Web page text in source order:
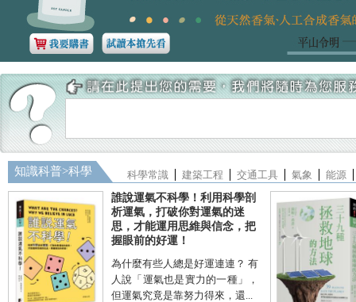
知識科普>科學 科學常識 建築工程 交通工具 氣象
能源
誰說運氣不科學！利用科學剖
析運氣，打破你對運氣的迷
思，才能運用思維與信念，把
握眼前的好運！
為什麼有些人總是好運連連？ 有
人說「運氣也是實力的一種」，
但運氣究竟是靠努力得來，還...